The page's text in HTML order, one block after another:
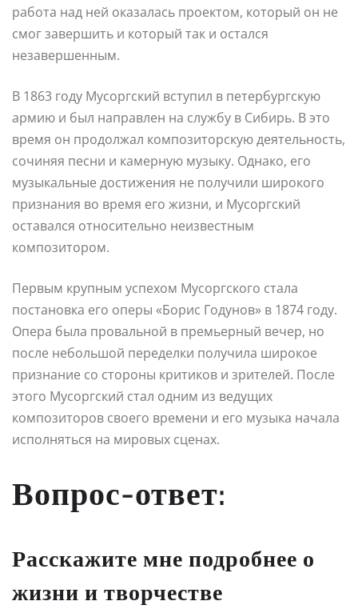
работа над ней оказалась проектом, который он не
смог завершить и который так и остался
незавершенным.
В 1863 году Мусоргский вступил в петербургскую
армию и был направлен на службу в Сибирь. В это
время он продолжал композиторскую деятельность,
сочиняя песни и камерную музыку. Однако, его
музыкальные достижения не получили широкого
признания во время его жизни, и Мусоргский
оставался относительно неизвестным
композитором.
Первым крупным успехом Мусоргского стала
постановка его оперы «Борис Годунов» в 1874 году.
Опера была провальной в премьерный вечер, но
после небольшой переделки получила широкое
признание со стороны критиков и зрителей. После
этого Мусоргский стал одним из ведущих
композиторов своего времени и его музыка начала
исполняться на мировых сценах.
Вопрос-ответ:
Расскажите мне подробнее о
жизни и творчестве